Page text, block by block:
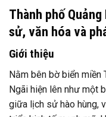
Thành phố
sử, văn hóa và
Giới thiệu
Nằm bên bờ biển miền
Ngãi hiện lên như một
giữa lịch sử hào hùng,